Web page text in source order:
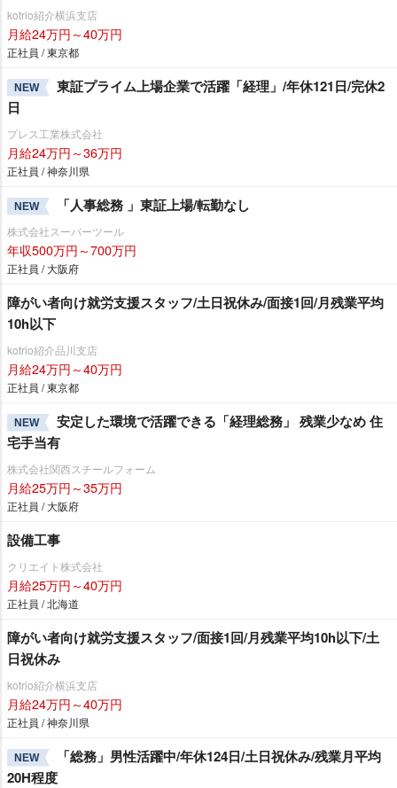
kotrio紹介横浜支店
月給24万円～40万円
正社員 / 東京都
NEW
東証プライム上場企業で活躍「経理」/年休121日/完休2
日
プレス工業株式会社
月給24万円～36万円
正社員 / 神奈川県
NEW 「人事総務 」東証上場/転勤なし
株式会社スーパーツール
年収500万円～700万円
正社員 / 大阪府
障がい者向け就労支援スタッフ/土日祝休み/面接1回/月残業平均
10h以下
kotrio紹介品川支店
月給24万円～40万円
正社員 / 東京都
NEW
安定した環境で活躍できる「経理総務」 残業少なめ 住
宅手当有
株式会社関西スチールフォーム
月給25万円～35万円
正社員 / 大阪府
設備工事
クリエイト株式会社
月給25万円～40万円
正社員 / 北海道
障がい者向け就労支援スタッフ/面接1回/月残業平均10h以下/土
日祝休み
kotrio紹介横浜支店
月給24万円～40万円
正社員 / 神奈川県
NEW
「総務」男性活躍中/年休124日/土日祝休み/残業月平均
20H程度